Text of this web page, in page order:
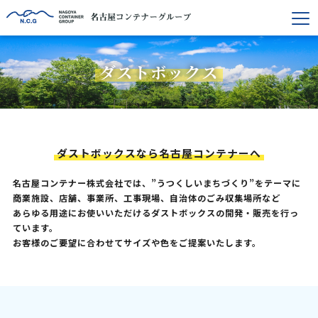
ダストボックス
ダストボックスなら名古屋コンテナーへ
名古屋コンテナー株式会社では、”うつくしいまちづくり”をテーマに
商業施設、店舗、事業所、工事現場、自治体のごみ収集場所など
あらゆる用途にお使いいただけるダストボックスの開発・販売を行っ
ています。
お客様のご要望に合わせてサイズや色をご提案いたします。